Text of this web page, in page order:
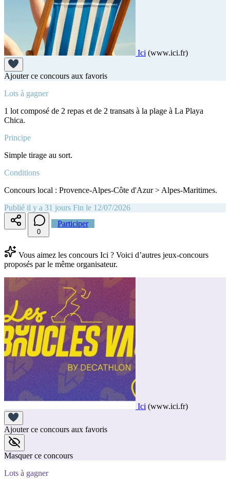
Ici (www.ici.fr)
Ajouter ce concours aux favoris
Lots à gagner
1 lot composé de 2 repas et de 2 transats à la plage à La Playa
Chica.
Principe
Simple tirage au sort.
Conditions
Concours local : Provence-Alpes-Côte d'Azur > Alpes-Maritimes.
Publié il y a 31 jours Fin le 12/07/2026
0
Participer
Vous aimez les concours Ici ? Voici d’autres jeux-concours
proposés par le même organisateur.
Ici (www.ici.fr)
Ajouter ce concours aux favoris
Masquer ce concours
Lots à gagner